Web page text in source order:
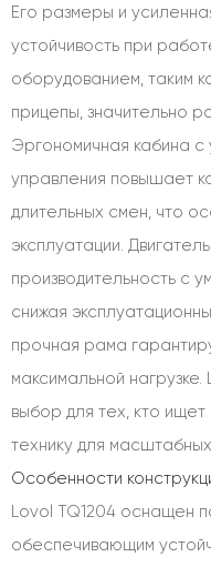
Его размеры и
устойчивость при
оборудованием, таким
прицепы, значительно
Эргономичная кабина
управления повышает
длительных смен, что
эксплуатации.
производительность с
снижая
прочная рама
максимальной
выбор для тех, кто
технику для
Особенности
Lovol TQ1204 оснащен
обеспечивающим